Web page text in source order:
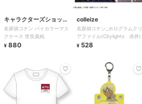
キャラクターズショッ
プ ラフラフ
名探偵コナン バイカラーマス
クケース 世良真純
¥ 880
colleize
名探偵コナン_ホログラムクリ
アファイル(Citylights 赤井)
¥ 528